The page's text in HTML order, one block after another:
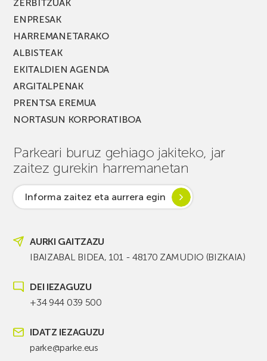
ZERBITZUAK
ENPRESAK
HARREMANETARAKO
ALBISTEAK
EKITALDIEN AGENDA
ARGITALPENAK
PRENTSA EREMUA
NORTASUN KORPORATIBOA
Parkeari buruz gehiago jakiteko, jar
zaitez gurekin harremanetan
Informa zaitez eta aurrera egin
AURKI GAITZAZU
IBAIZABAL BIDEA, 101 - 48170 ZAMUDIO (BIZKAIA)
DEI IEZAGUZU
+34 944 039 500
IDATZ IEZAGUZU
parke@parke.eus